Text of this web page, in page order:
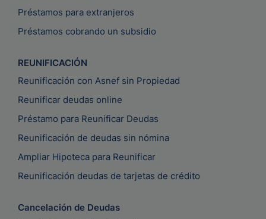
Préstamos para extranjeros
Préstamos cobrando un subsidio
REUNIFICACIÓN
Reunificación con Asnef sin Propiedad
Reunificar deudas online
Préstamo para Reunificar Deudas
Reunificación de deudas sin nómina
Ampliar Hipoteca para Reunificar
Reunificación deudas de tarjetas de crédito
Cancelación de Deudas